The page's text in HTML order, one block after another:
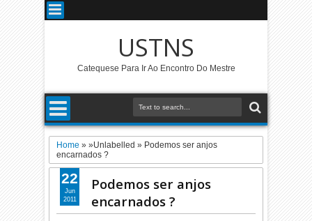
USTNS
Catequese Para Ir Ao Encontro Do Mestre
Home » »Unlabelled » Podemos ser anjos
encarnados ?
Podemos ser anjos
encarnados ?
22
Jun
2011